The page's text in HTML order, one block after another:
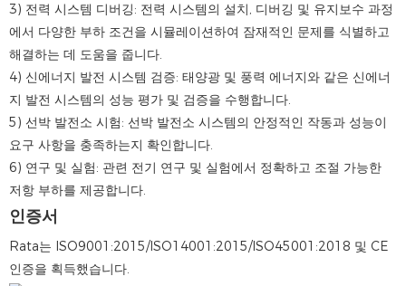
3) 전력 시스템 디버깅: 전력 시스템의 설치, 디버깅 및 유지보수 과정
에서 다양한 부하 조건을 시뮬레이션하여 잠재적인 문제를 식별하고
해결하는 데 도움을 줍니다.
4) 신에너지 발전 시스템 검증: 태양광 및 풍력 에너지와 같은 신에너
지 발전 시스템의 성능 평가 및 검증을 수행합니다.
5) 선박 발전소 시험: 선박 발전소 시스템의 안정적인 작동과 성능이
요구 사항을 충족하는지 확인합니다.
6) 연구 및 실험: 관련 전기 연구 및 실험에서 정확하고 조절 가능한
저항 부하를 제공합니다.
인증서
Rata는 ISO9001:2015/ISO14001:2015/ISO45001:2018 및 CE
인증을 획득했습니다.